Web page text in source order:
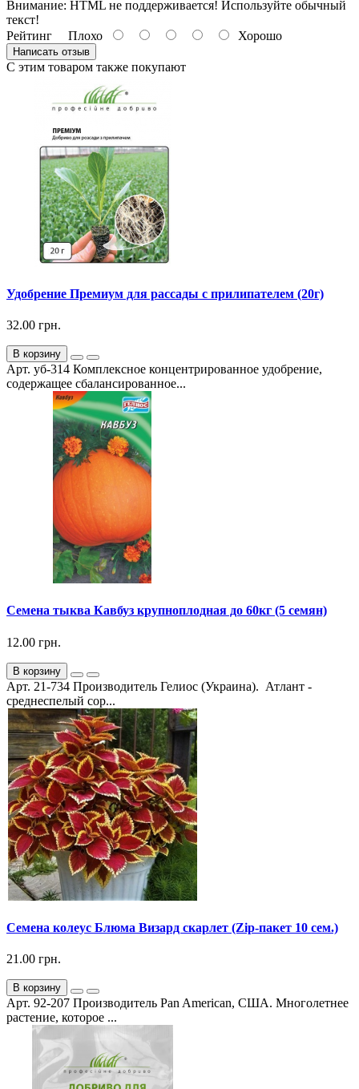
Внимание: HTML не поддерживается! Используйте обычный
текст!
Рейтинг Плохо Хорошо
Написать отзыв
С этим товаром также покупают
Удобрение Премиум для рассады с прилипателем (20г)
32.00 грн.
В корзину
Арт. уб-314 Комплексное концентрированное удобрение,
содержащее сбалансированное...
Семена тыква Кавбуз крупноплодная до 60кг (5 семян)
12.00 грн.
В корзину
Арт. 21-734 Производитель Гелиос (Украина). Атлант -
среднеспелый сор...
Семена колеус Блюма Визард скарлет (Zip-пакет 10 сем.)
21.00 грн.
В корзину
Арт. 92-207 Производитель Pan American, США. Многолетнее
растение, которое ...